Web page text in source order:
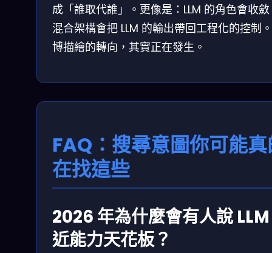
成「誰取代誰」。更像是：LLM 的角色會收
混合架構會把 LLM 的輸出帶回工程化的控制
博描繪的轉向，其實正在發生。
FAQ：搜尋意圖你可能
在找這些
2026 年為什麼會有人說
近能力天花板？